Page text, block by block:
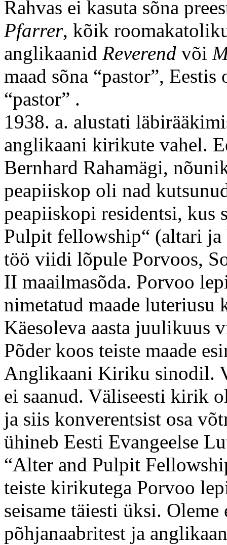
Rahvas ei kasuta sõna
Pfarrer, kõik
anglikaanid Reverend või
maad sõna “pastor”,
“pastor” .
1938. a. alustati
anglikaani kirikute vahel.
Bernhard Rahamägi,
peapiiskop oli nad
peapiiskopi residentsi, kus
Pulpit fellowship“ (altari ja
töö viidi lõpule Porvoos,
II maailmasõda. Porvoo
nimetatud maade luteriusu
Käesoleva aasta juulikuus
Põder koos teiste maade
Anglikaani Kiriku sinodil.
ei saanud. Väliseesti kirik
ja siis konverentsist osa
ühineb Eesti Evangeelse
“Alter and Pulpit
teiste kirikutega Porvoo
seisame täiesti üksi.
põhjanaabritest ja